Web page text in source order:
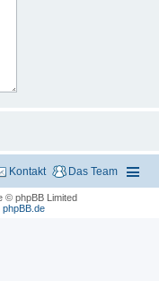
Das Team
Kontakt
© phpBB Limited
phpBB.de